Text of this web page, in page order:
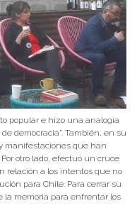
popular e hizo una analogía
democracia”. También, en su
manifestaciones que han
otro lado, efectuó un cruce
relación a los intentos que no
para Chile. Para cerrar su
la memoria para enfrentar los